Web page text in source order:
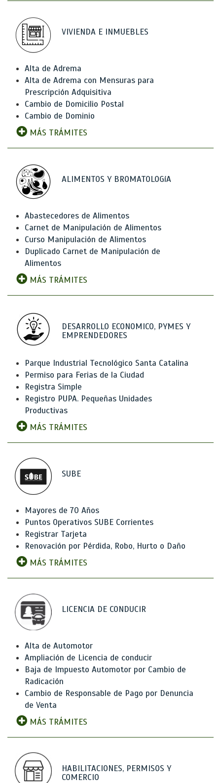
VIVIENDA E INMUEBLES
Alta de Adrema
Alta de Adrema con Mensuras para
Prescripción Adquisitiva
Cambio de Domicilio Postal
Cambio de Dominio
MÁS TRÁMITES
ALIMENTOS Y BROMATOLOGíA
Abastecedores de Alimentos
Carnet de Manipulación de Alimentos
Curso Manipulación de Alimentos
Duplicado Carnet de Manipulación de
Alimentos
MÁS TRÁMITES
DESARROLLO ECONOMICO, PYMES Y
EMPRENDEDORES
Parque Industrial Tecnológico Santa Catalina
Permiso para Ferias de la Ciudad
Registra Simple
Registro PUPA. Pequeñas Unidades
Productivas
MÁS TRÁMITES
SUBE
Mayores de 70 Años
Puntos Operativos SUBE Corrientes
Registrar Tarjeta
Renovación por Pérdida, Robo, Hurto o Daño
MÁS TRÁMITES
LICENCIA DE CONDUCIR
Alta de Automotor
Ampliación de Licencia de conducir
Baja de Impuesto Automotor por Cambio de
Radicación
Cambio de Responsable de Pago por Denuncia
de Venta
MÁS TRÁMITES
HABILITACIONES, PERMISOS Y
COMERCIO